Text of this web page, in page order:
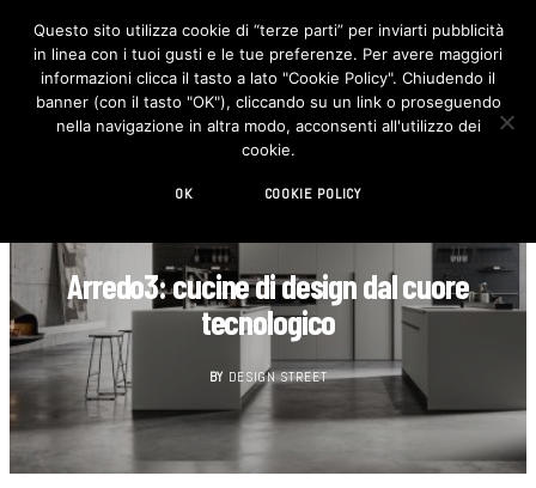
F
c
e
b
o
I
n
s
t
Arredo3: cucine di design dal cuore
tecnologico
BY DESIGN STREET
Questo sito utilizza cookie di “terze parti” per inviarti pubblicità
in linea con i tuoi gusti e le tue preferenze. Per avere maggiori
informazioni clicca il tasto a lato "Cookie Policy". Chiudendo il
banner (con il tasto "OK"), cliccando su un link o proseguendo
nella navigazione in altra modo, acconsenti all'utilizzo dei
cookie.
OK COOKIE POLICY